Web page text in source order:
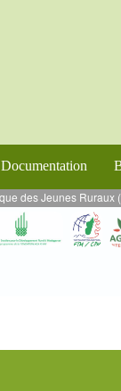
Documentation
Ruraux